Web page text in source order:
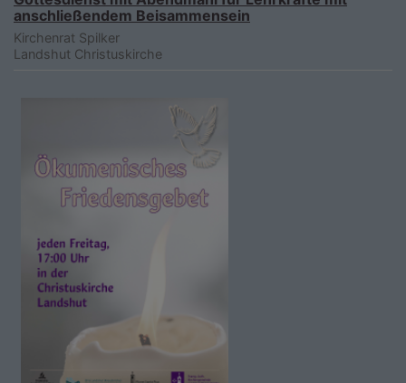
anschließendem Beisammensein
Kirchenrat Spilker
Landshut Christuskirche